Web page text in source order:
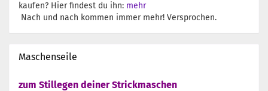
kaufen? Hier findest du ihn: mehr
Nach und nach kommen immer mehr! Versprochen.
Maschenseile
zum Stillegen deiner Strickmaschen